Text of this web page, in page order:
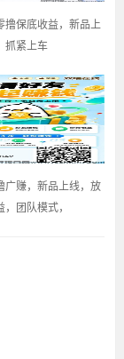
撸保底收益，新品上
抓紧上车
广赚，新品上线，放
团队模式，